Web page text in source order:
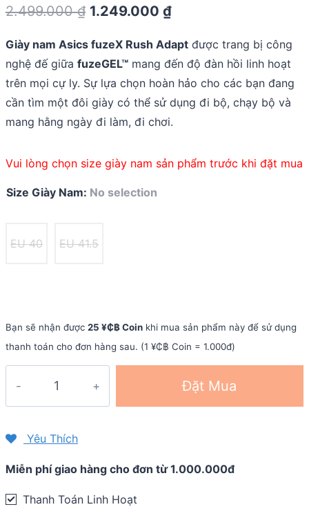
out
2.499.000₫ Original
was:
2.499.000 ₫.
1.249.000 ₫Current
is:
1.249.000 ₫.
Giày nam Asics fuzeX Rush Adapt được trang bị công
nghệ đế giữa fuzeGEL™ mang đến độ đàn hồi linh hoạt
trên mọi cự ly. Sự lựa chọn hoàn hảo cho các bạn đang
cần tìm một đôi giày có thể sử dụng đi bộ, chạy bộ và
mang hằng ngày đi làm, đi chơi.
Vui lòng chọn size giày nam sản phẩm trước khi đặt mua
Size Giày Nam: No selection
EU 40 EU 41.5
Bạn sẽ nhận được 25 ¥₵฿ Coin khi mua sản phẩm này để sử dụng
thanh toán cho đơn hàng sau. (1 ¥₵฿ Coin = 1.000đ)
fuzeX
Adapt
quantity
Đặt Mua
Yêu Thích
Miễn phí giao hàng cho đơn từ 1.000.000đ
Thanh Toán Linh Hoạt